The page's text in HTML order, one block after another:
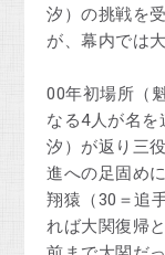
汐）の挑戦を
が、幕内では
00年初場所（
なる4人が名
汐）が返り三
進への足固め
翔猿（30＝追
れば大関復帰